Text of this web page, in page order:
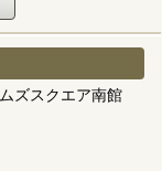
ズスクエア南館